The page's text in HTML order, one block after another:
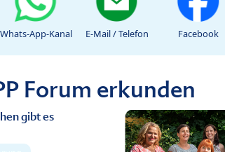
Whats-App-Kanal E-Mail / Telefon Facebook
Forum erkunden
gibt es